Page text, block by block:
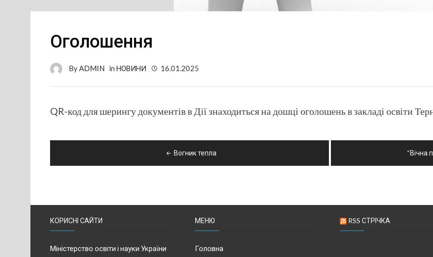
Оголошення
ByADMIN in НОВИНИ 16.01.2025
QR-код для шерингу документів в Дії знаходиться на дошці оголошень в закладі освіти
Вогник тепла “Вічна
КОРИСНІ САЙТИ
Міністерство освіти і науки України
МЕНЮ
Головна
RSS СТРІЧКА